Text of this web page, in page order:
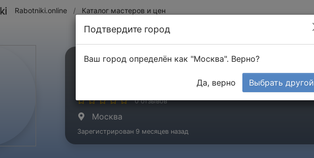
Rabotniki.online / Каталог мастеров и цен
Эдельвейс
0 отзывов
Москва
Зарегистрирован 9 месяцев назад
Подтвердите город
Ваш город определён как "Москва". Верно?
Да, верно Выбрать другой